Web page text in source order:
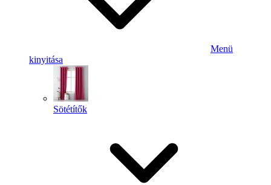
Menü
kinyitása
Sötétítők